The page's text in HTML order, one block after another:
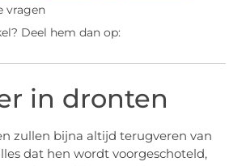
vragen
Deel hem dan op:
in dronten
zullen bijna altijd terugveren van
dat hen wordt voorgeschoteld,